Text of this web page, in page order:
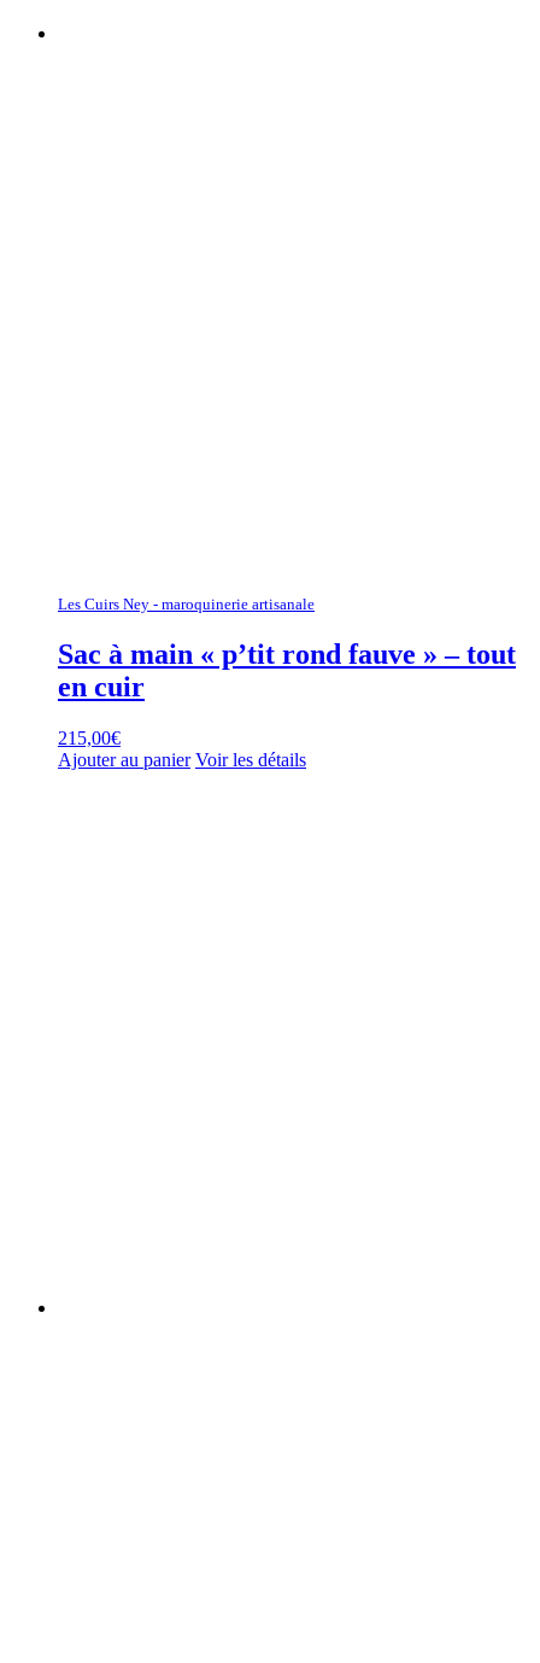
Les Cuirs Ney - maroquinerie artisanale
Sac à main « p’tit rond fauve » – tout
en cuir
215,00€
Ajouter au panier Voir les détails